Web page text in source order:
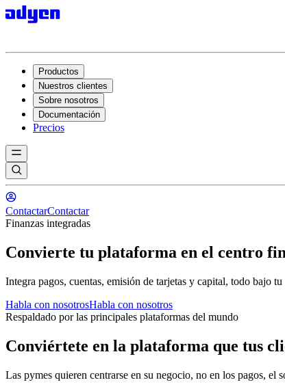
Productos
Nuestros clientes
Sobre nosotros
Documentación
Precios
ContactarContactar
Finanzas integradas
Convierte tu plataforma en el centro
Integra pagos, cuentas, emisión de tarjetas y capital, todo bajo
Habla con nosotrosHabla con nosotros
Respaldado por las principales plataformas del mundo
Conviértete en la plataforma que tus
Las pymes quieren centrarse en su negocio, no en los pagos,